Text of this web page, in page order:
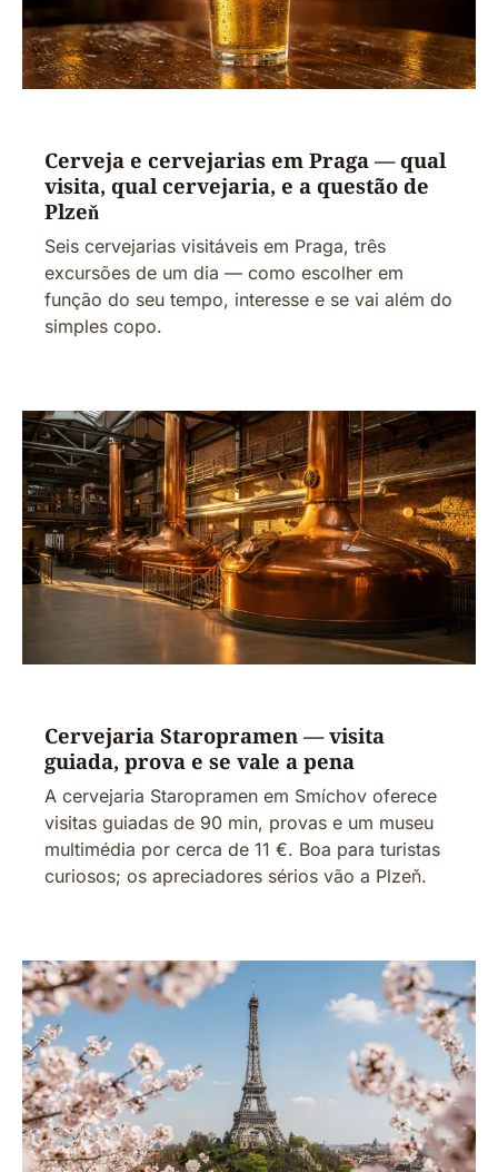
Cerveja e cervejarias em Praga — qual
visita, qual cervejaria, e a questão de
Plzeň
Seis cervejarias visitáveis em Praga, três
excursões de um dia — como escolher em
função do seu tempo, interesse e se vai além do
simples copo.
Cervejaria Staropramen — visita
guiada, prova e se vale a pena
A cervejaria Staropramen em Smíchov oferece
visitas guiadas de 90 min, provas e um museu
multimédia por cerca de 11 €. Boa para turistas
curiosos; os apreciadores sérios vão a Plzeň.